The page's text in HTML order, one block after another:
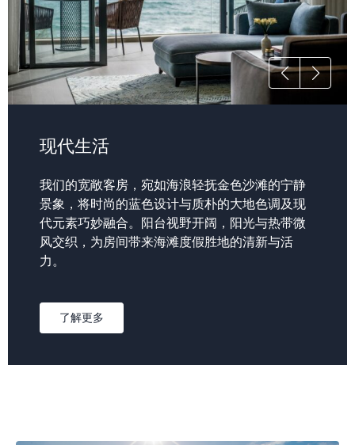
现代生活
我们的宽敞客房，宛如海浪轻抚金色沙滩的宁静
景象，将时尚的蓝色设计与质朴的大地色调及现
代元素巧妙融合。阳台视野开阔，阳光与热带微
风交织，为房间带来海滩度假胜地的清新与活
力。
了解更多